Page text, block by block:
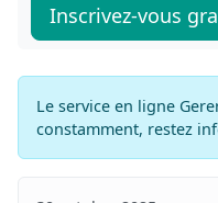
Inscrivez-vous
Le service en ligne
constamment, restez